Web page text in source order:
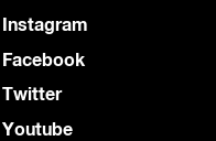
Instagram
Facebook
Twitter
Youtube